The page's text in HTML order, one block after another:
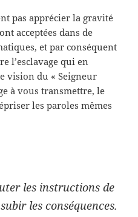
pas apprécier la gravité
acceptées dans de
et par conséquent
l’esclavage qui en
vision du « Seigneur
à vous transmettre, le
les paroles mêmes
les instructions de
les conséquences.